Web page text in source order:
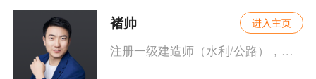
进入主页
褚帅
注册一级建造师（水利/公路），高级工程师、注册监理工程师（土建、交通），近十年一直从事工程施工及建筑类考试培训工作。